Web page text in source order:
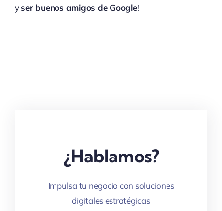
yser buenos amigos de Google!
¿Hablamos?
Impulsa tu negocio con soluciones
digitales estratégicas